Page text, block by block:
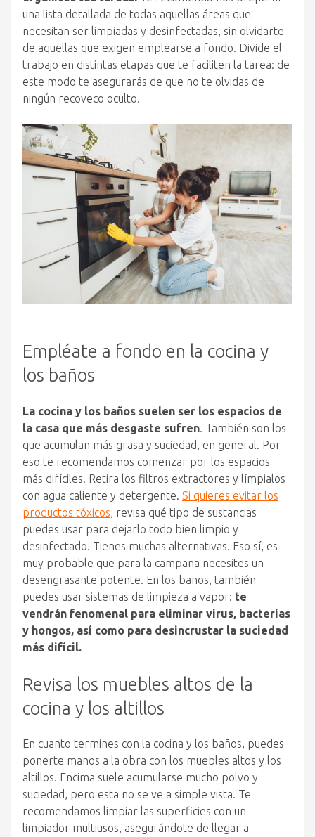
una lista detallada de todas aquellas áreas que
necesitan ser limpiadas y desinfectadas, sin olvidarte
de aquellas que exigen emplearse a fondo. Divide el
trabajo en distintas etapas que te faciliten la tarea: de
este modo te asegurarás de que no te olvidas de
ningún recoveco oculto.
Empléate a fondo en la cocina y
los baños
La cocina y los baños suelen ser los espacios de
la casa que más desgaste sufren. También son los
que acumulan más grasa y suciedad, en general. Por
eso te recomendamos comenzar por los espacios
más difíciles. Retira los filtros extractores y límpialos
con agua caliente y detergente. Si quieres evitar los
productos tóxicos, revisa qué tipo de sustancias
puedes usar para dejarlo todo bien limpio y
desinfectado. Tienes muchas alternativas. Eso sí, es
muy probable que para la campana necesites un
desengrasante potente. En los baños, también
puedes usar sistemas de limpieza a vapor: te
vendrán fenomenal para eliminar virus, bacterias
y hongos, así como para desincrustar la suciedad
más difícil.
Revisa los muebles altos de la
cocina y los altillos
En cuanto termines con la cocina y los baños, puedes
ponerte manos a la obra con los muebles altos y los
altillos. Encima suele acumularse mucho polvo y
suciedad, pero esta no se ve a simple vista. Te
recomendamos limpiar las superficies con un
limpiador multiusos, asegurándote de llegar a